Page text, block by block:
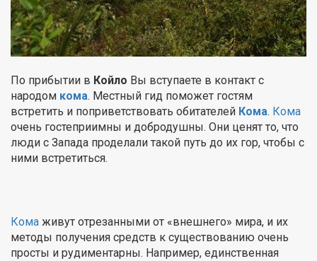
По прибытии в Койло Вы вступаете в контакт с
народом кома. Местный гид поможет гостям
встретить и поприветствовать обитателей Кома. Кома
очень гостеприимны и добродушны. Они ценят то, что
люди с Запада проделали такой путь до их гор, чтобы с
ними встретиться.
Кома живут отрезанными от «внешнего» мира, и их
методы получения средств к существованию очень
просты и рудиментарны. Например, единственная